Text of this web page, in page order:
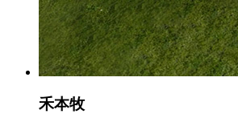
禾本牧